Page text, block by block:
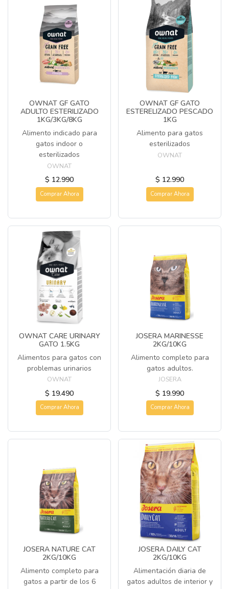
OWNAT GF GATO
ADULTO ESTERILIZADO
1KG/3KG/8KG
Alimento indicado para
gatos indoor o
esterilizados
OWNAT
$ 12.990
Comprar Ahora
OWNAT GF GATO
ESTERELIZADO PESCADO
1KG
Alimento para gatos
esterilizados
OWNAT
$ 12.990
Comprar Ahora
OWNAT CARE URINARY
GATO 1.5KG
Alimentos para gatos con
problemas urinarios
OWNAT
$ 19.490
Comprar Ahora
JOSERA MARINESSE
2KG/10KG
Alimento completo para
gatos adultos.
JOSERA
$ 19.990
Comprar Ahora
JOSERA NATURE CAT
2KG/10KG
Alimento completo para
gatos a partir de los 6
JOSERA DAILY CAT
2KG/10KG
Alimentación diaria de
gatos adultos de interior y